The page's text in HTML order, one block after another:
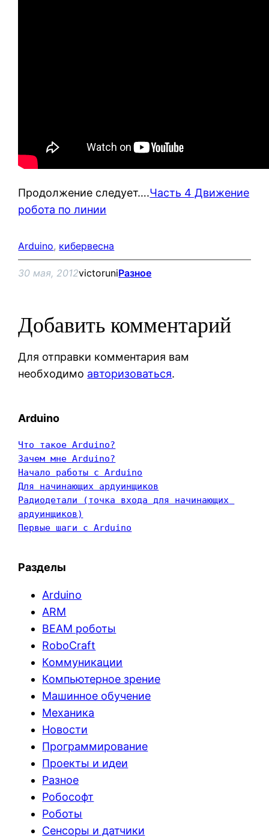
Продолжение следует….Часть 4 Движение
робота по линии
Arduino, кибервесна
30 мая, 2012victoruniРазное
Добавить комментарий
Для отправки комментария вам
необходимо авторизоваться.
Arduino
Что такое Arduino?
Зачем мне Arduino?
Начало работы с Arduino
Для начинающих ардуинщиков
Радиодетали (точка входа для начинающих
ардуинщиков)
Первые шаги с Arduino
Разделы
Arduino
ARM
BEAM роботы
RoboCraft
Коммуникации
Компьютерное зрение
Машинное обучение
Механика
Новости
Программирование
Проекты и идеи
Разное
Робософт
Роботы
Сенсоры и датчики